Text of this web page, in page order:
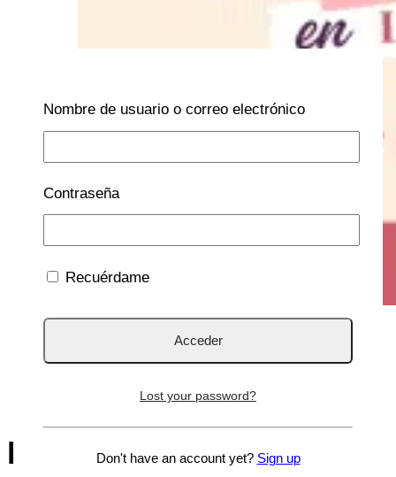
Menú infantil
Nombre de usuario o correo electrónico
Contraseña
Recuérdame
Lost your password?
Don't have an account yet? Sign up